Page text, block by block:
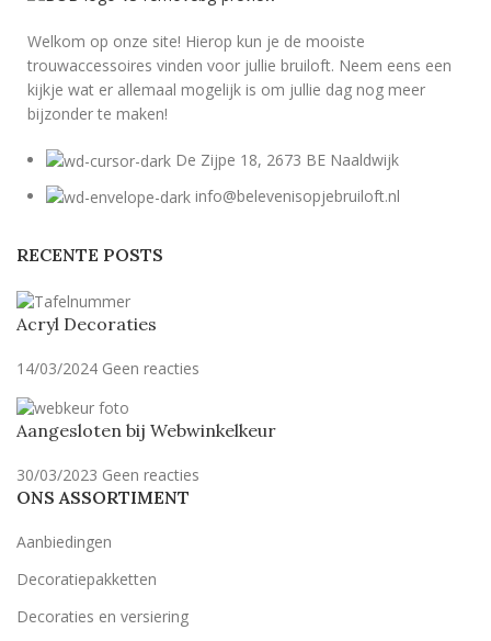
Welkom op onze site! Hierop kun je de mooiste
trouwaccessoires vinden voor jullie bruiloft. Neem eens een
kijkje wat er allemaal mogelijk is om jullie dag nog meer
bijzonder te maken!
De Zijpe 18, 2673 BE Naaldwijk
info@belevenisopjebruiloft.nl
RECENTE POSTS
Acryl Decoraties
14/03/2024 Geen reacties
Aangesloten bij Webwinkelkeur
30/03/2023 Geen reacties
ONS ASSORTIMENT
Aanbiedingen
Decoratiepakketten
Decoraties en versiering